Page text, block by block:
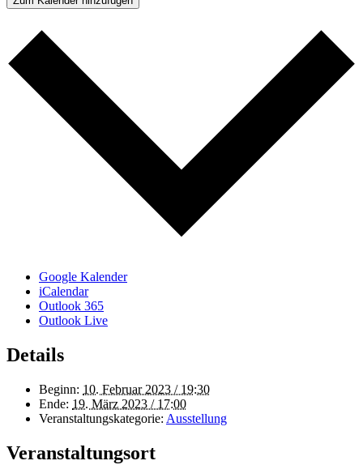
Google Kalender
iCalendar
Outlook 365
Outlook Live
Details
Beginn: 10. Februar 2023 / 19:30
Ende: 19. März 2023 / 17:00
Veranstaltungskategorie: Ausstellung
Veranstaltungsort